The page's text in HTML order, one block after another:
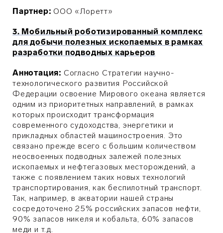
Партнер:ООО «Лоретт»
3. Мобильный роботизированный комплекс
для добычи полезных ископаемых в рамках
разработки подводных карьеров
Аннотация: Согласно Стратегии научно-
технологического развития Российской
Федерации освоение Мирового океана является
одним из приоритетных направлений, в рамках
которых происходит трансформация
современного судоходства, энергетики и
прикладных областей машиностроения. Это
связано прежде всего с большим количеством
неосвоенных подводных залежей полезных
ископаемых и нефтегазовых месторождений, а
также с появлением таких новых технологий
транспортирования, как беспилотный транспорт.
Так, например, в акватории нашей страны
сосредоточено 25% российских запасов нефти,
90% запасов никеля и кобальта, 60% запасов
меди и т.д.